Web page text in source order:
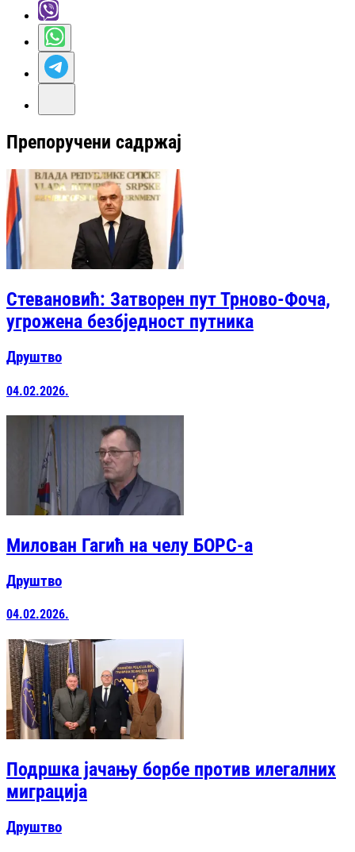
Препоручени садржај
Стевановић: Затворен пут Трново-Фоча,
угрожена безбједност путника
Друштво
04.02.2026.
Милован Гагић на челу БОРС-а
Друштво
04.02.2026.
Подршка јачању борбе против илегалних
миграција
Друштво